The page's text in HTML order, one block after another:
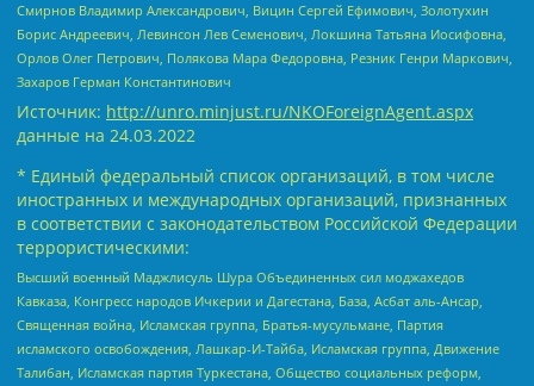
Смирнов Владимир Александрович, Вицин Сергей Ефимович, Золотухин
Борис Андреевич, Левинсон Лев Семенович, Локшина Татьяна Иосифовна,
Орлов Олег Петрович, Полякова Мара Федоровна, Резник Генри Маркович,
Захаров Герман Константинович
Источник: http://unro.minjust.ru/NKOForeignAgent.aspx
данные на 24.03.2022
* Единый федеральный список организаций, в том числе
иностранных и международных организаций, признанных
в соответствии с законодательством Российской Федерации
террористическими:
Высший военный Маджлисуль Шура Объединенных сил моджахедов
Кавказа, Конгресс народов Ичкерии и Дагестана, База, Асбат аль-Ансар,
Священная война, Исламская группа, Братья-мусульмане, Партия
исламского освобождения, Лашкар-И-Тайба, Исламская группа, Движение
Талибан, Исламская партия Туркестана, Общество социальных реформ,